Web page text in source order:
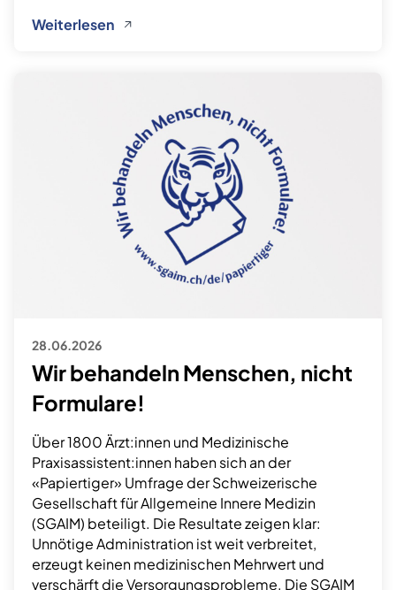
Weiterlesen
28.06.2026
Wir behandeln Menschen, nicht
Formulare!
Über 1800 Ärzt:innen und Medizinische
Praxisassistent:innen haben sich an der
«Papiertiger» Umfrage der Schweizerische
Gesellschaft für Allgemeine Innere Medizin
(SGAIM) beteiligt. Die Resultate zeigen klar:
Unnötige Administration ist weit verbreitet,
erzeugt keinen medizinischen Mehrwert und
verschärft die Versorgungsprobleme. Die SGAIM